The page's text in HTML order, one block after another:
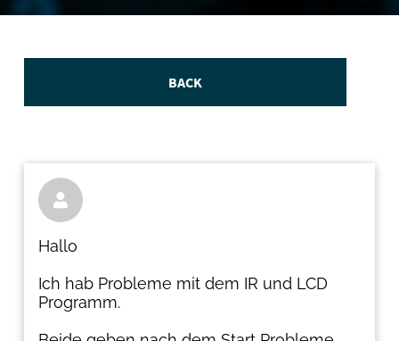
BACK

Hallo
Ich hab Probleme mit dem IR und LCD
Programm.